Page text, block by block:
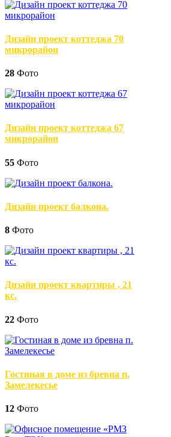
Дизайн проект коттеджа 70
микрорайон
28 Фото
Дизайн проект коттеджа 67
микрорайон
55 Фото
Дизайн проект балкона.
8 Фото
Дизайн проект квартиры , 21
кс.
22 Фото
Гостиная в доме из бревна п.
Замелекесье
12 Фото